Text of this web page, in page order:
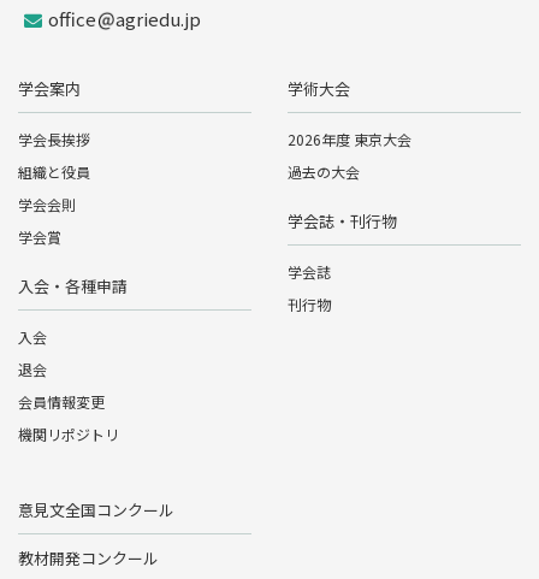
office
agriedu.jp
学会案内
学会長挨拶
組織と役員
学会会則
学会賞
入会・各種申請
入会
退会
会員情報変更
機関リポジトリ
学術大会
2026年度 東京大会
過去の大会
学会誌・刊行物
学会誌
刊行物
意見文全国コンクール
教材開発コンクール